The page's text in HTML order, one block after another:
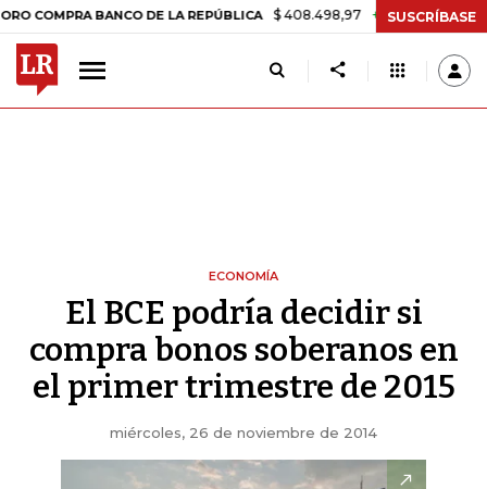
BANCO DE LA REPÚBLICA $ 408.498,97 +$ 8.753,81 +2,19%
SUSCRÍBASE
ECONOMÍA
El BCE podría decidir si
compra bonos soberanos en
el primer trimestre de 2015
miércoles, 26 de noviembre de 2014